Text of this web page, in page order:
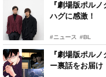
『劇場版ポル
ハグに感激！
#ニュース #BL
『劇場版ポル
ー裏話をお届け